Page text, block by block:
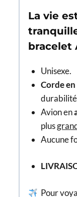
La vie
bracelet
Unisexe.
Corde
durabilité
Avion en
plus
Aucune
Pour